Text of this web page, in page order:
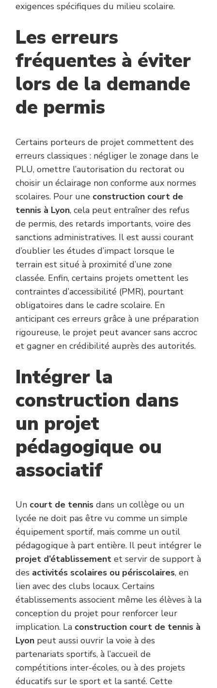
exigences spécifiques du milieu scolaire.
Les erreurs
fréquentes à éviter
lors de la demande
de permis
Certains porteurs de projet commettent des
erreurs classiques : négliger le zonage dans le
PLU, omettre l’autorisation du rectorat ou
choisir un éclairage non conforme aux normes
scolaires. Pour une construction court de
tennis à Lyon, cela peut entraîner des refus
de permis, des retards importants, voire des
sanctions administratives. Il est aussi courant
d’oublier les études d’impact lorsque le
terrain est situé à proximité d’une zone
classée. Enfin, certains projets omettent les
contraintes d’accessibilité (PMR), pourtant
obligatoires dans le cadre scolaire. En
anticipant ces erreurs grâce à une préparation
rigoureuse, le projet peut avancer sans accroc
et gagner en crédibilité auprès des autorités.
Intégrer la
construction dans
un projet
pédagogique ou
associatif
Un court de tennis dans un collège ou un
lycée ne doit pas être vu comme un simple
équipement sportif, mais comme un outil
pédagogique à part entière. Il peut intégrer le
projet d’établissement et servir de support à
des activités scolaires ou périscolaires, en
lien avec des clubs locaux. Certains
établissements associent même les élèves à la
conception du projet pour renforcer leur
implication. La construction court de tennis à
Lyon peut aussi ouvrir la voie à des
partenariats sportifs, à l’accueil de
compétitions inter-écoles, ou à des projets
éducatifs sur le sport et la santé. Cette